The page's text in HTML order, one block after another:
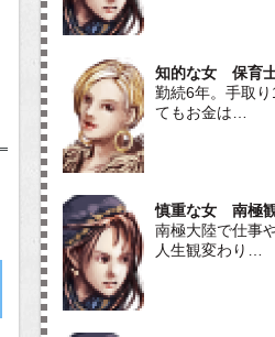
知的な女 保育
勤続6年。手取
てもお金は…
慎重な女 南極
南極大陸で仕事
人生観変わり…